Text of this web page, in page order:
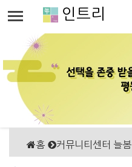
인트리
홈 커뮤니티센터 늘봄